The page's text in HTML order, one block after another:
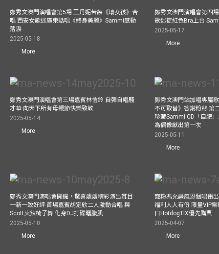
鄭秀文澳門演唱會第5場 王丹妮苦練《壞女孩》合
唱 西安女歌迷廣東話唱《終身美麗》Sammi感動
落淚
2025-05-18
More
鄭秀文澳門演唱會第四
歌迷掟紅色Bra上台
2025-05-17
More
鄭秀文澳門演唱會第三場嘉賓林愷鈴 自彈自唱騷
才華 向天下所有母親節快樂致敬
2025-05-14
More
鄭秀文澳門站加唱專屬
不可取替》答謝粉絲 第
珍藏Sammi CD「自肥
為偶像獻出第一次
2025-05-11
More
鄭秀文澳門演唱會開鑼，驚喜處處精彩演出耳目
一新一致好評 首場嘉賓胡定欣二人激動合唱 與
Scott火辣椅子舞 化身DJ打碟曬腹肌
2025-05-10
More
寵粉馮允謙感恩個唱衝
福利人人有份 限量VIP
日HotdogTIX優先購票
2025-04-07
More